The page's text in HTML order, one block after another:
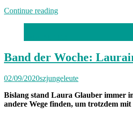
Continue reading„Neuland“
Band der Woche:
02/09/2020szjungeleute
Bislang stand Laura Glauber immer
andere Wege finden, um trotzdem